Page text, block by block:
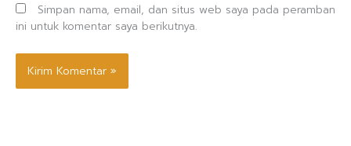
Simpan nama, email, dan situs web saya pada peramban
ini untuk komentar saya berikutnya.